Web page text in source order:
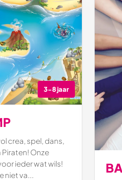
3-8 jaar
crea, spel, dans,
Onze
ieder wat wils!
niet va...